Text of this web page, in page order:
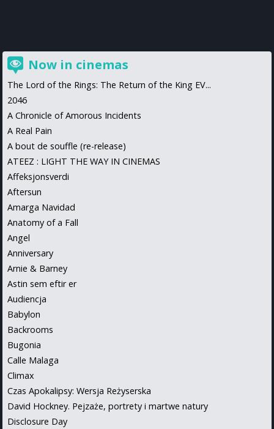
Now in cinemas
The Lord of the Rings: The Return of the King EV...
2046
A Chronicle of Amorous Incidents
A Real Pain
A bout de souffle (re-release)
ATEEZ : LIGHT THE WAY IN CINEMAS
Affeksjonsverdi
Aftersun
Amarga Navidad
Anatomy of a Fall
Angel
Anniversary
Arnie & Barney
Astin sem eftir er
Audiencja
Babylon
Backrooms
Bugonia
Calle Malaga
Climax
Czas Apokalipsy: Wersja Reżyserska
David Hockney. Pejzaże, portrety i martwe natury
Disclosure Day